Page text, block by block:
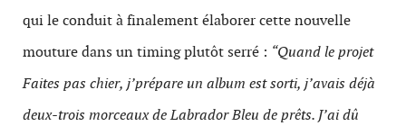
qui le conduit à finalement élaborer cette nouvelle
mouture dans un timing plutôt serré : “Quand le projet
Faites pas chier, j’prépare un album est sorti, j’avais déjà
deux-trois morceaux de Labrador Bleu de prêts. J’ai dû